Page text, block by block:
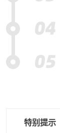
特别提示